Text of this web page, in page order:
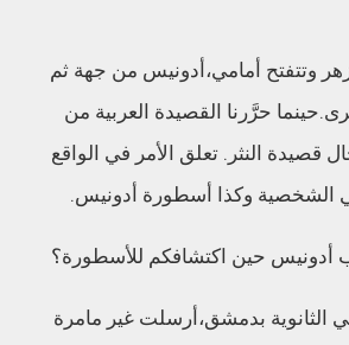
وتتفتح أمامي،أدونيس من جهة ثم
حرَّرنا القصيدة العربية من
قصيدة النثر. تعلق الأمر في الواقع
الشخصية وكذا أسطورة أدونيس.
حين اكتشافكم للأسطورة؟
بدمشق،أرسلت غير مامرة